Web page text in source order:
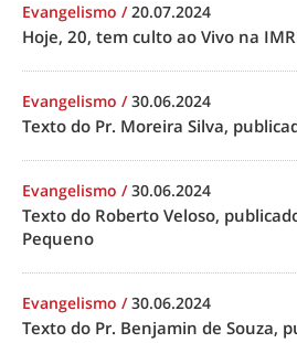
Evangelismo /20.07.2024
Hoje, 20, tem culto ao Vivo na
Evangelismo /30.06.2024
Texto do Pr. Moreira Silva,
Evangelismo /30.06.2024
Texto do Roberto Veloso,
Pequeno
Evangelismo /30.06.2024
Texto do Pr. Benjamin de Souza,